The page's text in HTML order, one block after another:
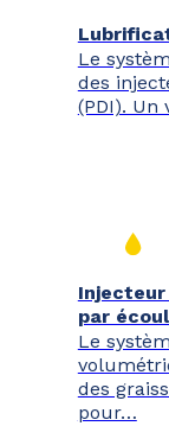
Le
des
(PDI).
par
Le
des
pour…